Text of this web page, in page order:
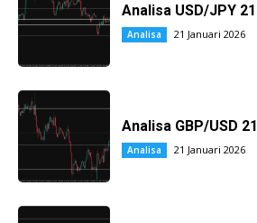
Analisa USD/JPY
Analisa 21 Januari 2026
Analisa GBP/USD
Analisa 21 Januari 2026